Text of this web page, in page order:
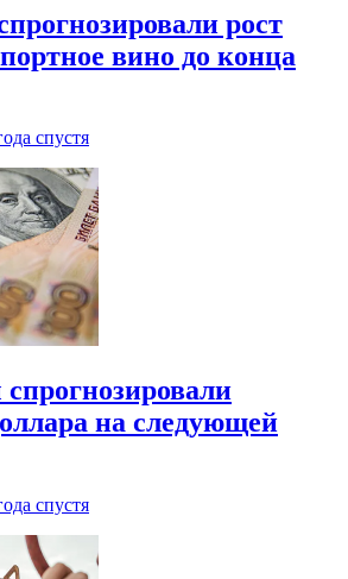
рост
вино до конца
спустя
на следующей
спустя